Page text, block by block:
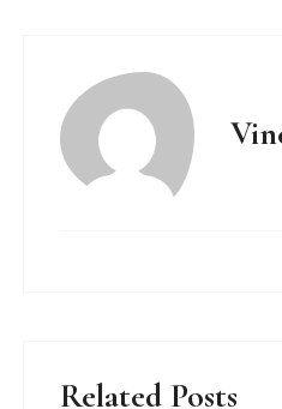
Related Posts